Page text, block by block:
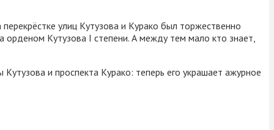
улиц Кутузова и Курако был торжественно
орденом Кутузова I степени. А между тем мало кто знает,
и проспекта Курако: теперь его украшает ажурное